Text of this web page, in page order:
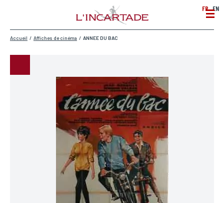
FR EN
Accueil / Affiches de cinéma / ANNEE DU BAC